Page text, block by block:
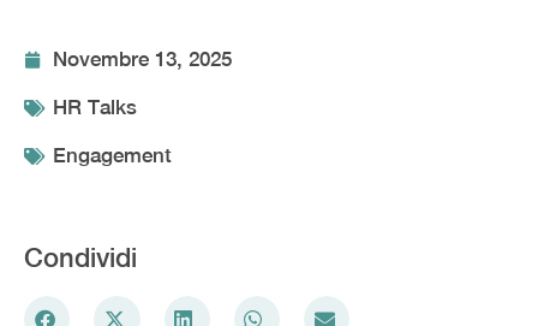
Novembre 13, 2025
HR Talks
Engagement
Condividi